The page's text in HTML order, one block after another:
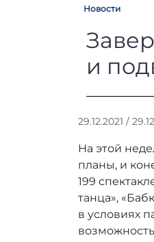
Новости
и
29.12.2021 /
На этой
планы, и
199
танца»,
в условиях